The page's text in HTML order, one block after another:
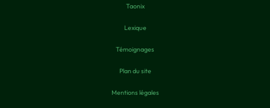
Taonix
Lexique
Témoignages
Plan du site
Mentions légales